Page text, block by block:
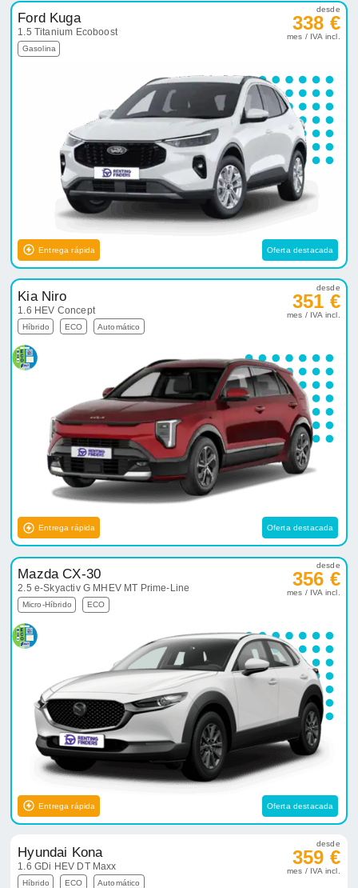
Ford Kuga
1.5 Titanium Ecoboost
Gasolina
desde
338 €
mes / IVA incl.
Entrega rápida Oferta destacada
Kia Niro
1.6 HEV Concept
Híbrido ECO Automático
desde
351 €
mes / IVA incl.
Entrega rápida Oferta destacada
Mazda CX-30
2.5 e-Skyactiv G MHEV MT Prime-Line
Micro-Híbrido ECO
desde
356 €
mes / IVA incl.
Entrega rápida Oferta destacada
Hyundai Kona
1.6 GDi HEV DT Maxx
Híbrido ECO Automático
desde
359 €
mes / IVA incl.